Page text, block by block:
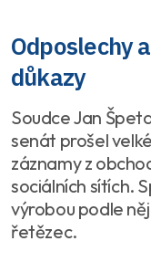
Odposlechy
důkazy
Soudce Jan
senát prošel
záznamy z
sociálních sítích.
výrobou podle
řetězec.